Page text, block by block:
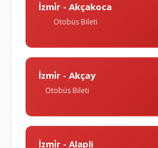
İzmi̇r - Akçakoca
Otobüs Bileti
İzmi̇r - Akçay
Otobüs Bileti
İzmi̇r - Alapli